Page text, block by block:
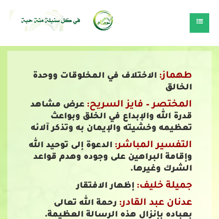
طهماز: الاختلاف في المخلوقات ووحدة
الخالق
المختصر – فايز السريح: عرض مشاهد
قدرة الله والإبداع في الخلق وبواعث
تعظيمه وخشيته والإيمان به وتذكر آلائه
التفسير المباشر: الدعوة إلى توحيد الله
وإقامة البراهين على وجوده وهدم قواعد
الشرك وغيرها.
جميلة خليف: إظهار الافتقار
عدنان عبد القادر: رحمة الله تعالى
بعباده بإنزال هذه الرسالة العظيمة.